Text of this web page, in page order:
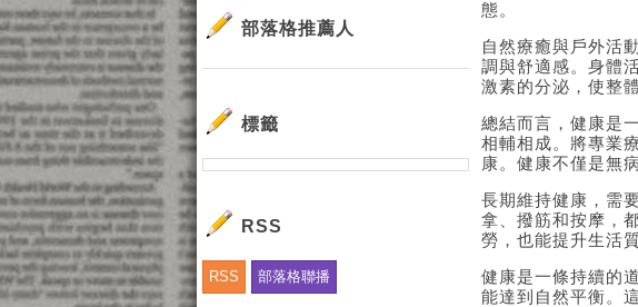
態。
自然療癒與戶外活
調與舒適感。身體
激素的分泌，使整
總結而言，健康是
相輔相成。將專業
康。健康不僅是無
長期維持健康，需
拿、撥筋和按摩，
勞，也能提升生活
健康是一條持續的
能達到自然平衡。
部落格推薦人
標籤
RSS
RSS 部落格聯播